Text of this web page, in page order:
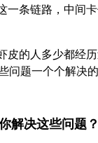
一条链路，中间
皮的人多少都经
题一个个解决的
解决这些问题？